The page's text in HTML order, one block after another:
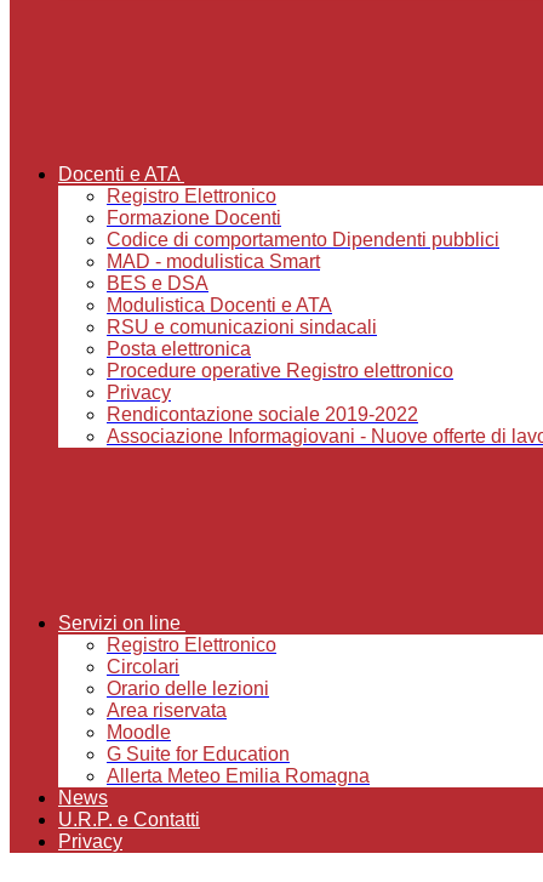
Docenti e ATA
Registro Elettronico
Formazione Docenti
Codice di comportamento Dipendenti pubblici
MAD - modulistica Smart
BES e DSA
Modulistica Docenti e ATA
RSU e comunicazioni sindacali
Posta elettronica
Procedure operative Registro elettronico
Privacy
Rendicontazione sociale 2019-2022
Associazione Informagiovani - Nuove offerte di
Servizi on line
Registro Elettronico
Circolari
Orario delle lezioni
Area riservata
Moodle
G Suite for Education
Allerta Meteo Emilia Romagna
News
U.R.P. e Contatti
Privacy